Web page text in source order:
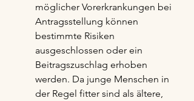
möglicher Vorerkrankungen bei
Antragsstellung können
bestimmte Risiken
ausgeschlossen oder ein
Beitragszuschlag erhoben
werden. Da junge Menschen in
der Regel fitter sind als ältere,